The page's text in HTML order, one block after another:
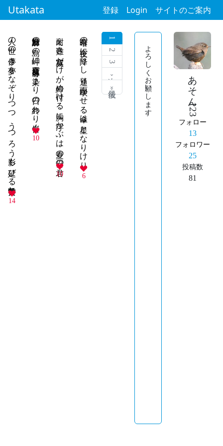
Utakata 登録 Login サイトのご案内
あそん123
フォロー
13
フォロワー
25
投稿数
81
よろしくお願いします。
1
2
3
次 ›
最後 »
暗幕の 夜空に降りし 通り雨 咲かせる傘は 星となりけり
6
耐え難き 寂寞だけが締め付ける 胸に浮かぶは 夏の日の君
10
加計呂麻の 島の岬に夏霞 薄暮に染まり 日の終わり告ぐ
10
人の世の 儚き夢をなぞりつつ うつろう影も 延びる黄昏れ
14